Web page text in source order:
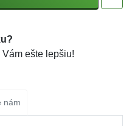
Vám ešte lepšiu!
nám